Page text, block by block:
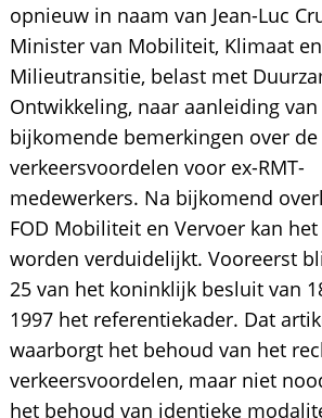
opnieuw in naam van Jean-Luc
Minister van Mobiliteit, Klimaat en
Milieutransitie, belast met
Ontwikkeling, naar aanleiding
bijkomende bemerkingen over de
verkeersvoordelen voor ex-RMT-
medewerkers. Na bijkomend
FOD Mobiliteit en Vervoer kan
worden verduidelijkt. Vooreerst
25 van het koninklijk besluit van
1997 het referentiekader. Dat
waarborgt het behoud van het
verkeersvoordelen, maar niet
het behoud van identieke